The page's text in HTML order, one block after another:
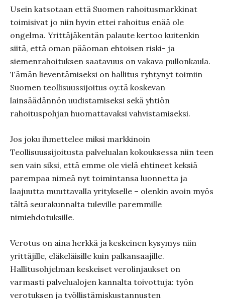
Usein katsotaan että Suomen rahoitusmarkkinat
toimisivat jo niin hyvin ettei rahoitus enää ole
ongelma. Yrittäjäkentän palaute kertoo kuitenkin
siitä, että oman pääoman ehtoisen riski- ja
siemenrahoituksen saatavuus on vakava pullonkaula.
Tämän lieventämiseksi on hallitus ryhtynyt toimiin
Suomen teollisuussijoitus oy:tä koskevan
lainsäädännön uudistamiseksi sekä yhtiön
rahoituspohjan huomattavaksi vahvistamiseksi.
Jos joku ihmettelee miksi markkinoin
Teollisuussijoitusta palvelualan kokouksessa niin teen
sen vain siksi, että emme ole vielä ehtineet keksiä
parempaa nimeä nyt toimintansa luonnetta ja
laajuutta muuttavalla yritykselle – olenkin avoin myös
tältä seurakunnalta tuleville paremmille
nimiehdotuksille.
Verotus on aina herkkä ja keskeinen kysymys niin
yrittäjille, eläkeläisille kuin palkansaajille.
Hallitusohjelman keskeiset verolinjaukset on
varmasti palvelualojen kannalta toivottuja: työn
verotuksen ja työllistämiskustannusten